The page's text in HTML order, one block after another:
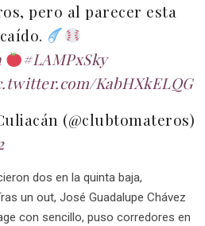
pero al parecer esta
#LAMPxSky
KabHXkELQG
(@clubtomateros)
dos en la quinta baja,
un out, José Guadalupe Chávez
con sencillo, puso corredores en